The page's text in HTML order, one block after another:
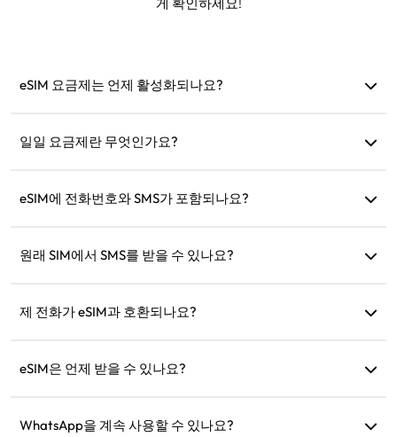
eSIM 요금제는 언제 활성화되나요?
하는 것을 권장합니다.
일일 요금제란 무엇인가요?
하루 데이터 사용량이 초과되면 속도가 128kbps로 줄어들어 데
eSIM에 전화번호와 SMS가 포함되나요?
사용하여 통신할 수 있습니다.
원래 SIM에서 SMS를 받을 수 있나요?
과 원래 SIM을 동시에 활성화할 수 있습니다.
제 전화가 eSIM과 호환되나요?
이지를 방문하세요.
eSIM은 언제 받을 수 있나요?
있습니다.
WhatsApp을 계속 사용할 수 있나요?